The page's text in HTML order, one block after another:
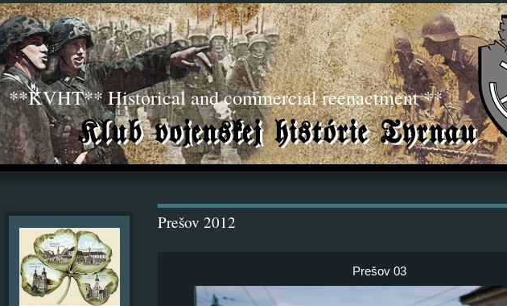
**KVHT** Historical and commercial reenactment **
Prešov 2012
Prešov 03